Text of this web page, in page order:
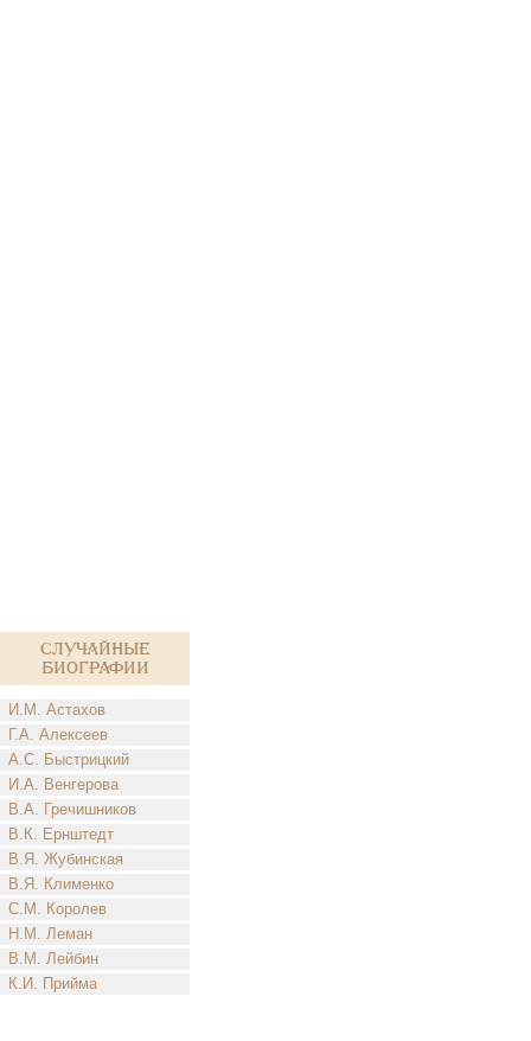
Случайные
биографии
И.М. Астахов
Г.А. Алексеев
А.С. Быстрицкий
И.А. Венгерова
В.А. Гречишников
В.К. Ернштедт
В.Я. Жубинская
В.Я. Клименко
С.М. Королев
Н.М. Леман
В.М. Лейбин
К.И. Прийма